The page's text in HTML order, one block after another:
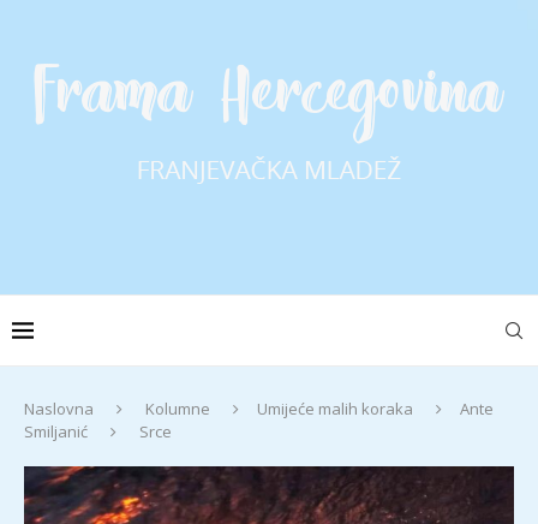
Naslovna Kolumne Umijeće malih koraka
Ante
Smiljanić
Srce